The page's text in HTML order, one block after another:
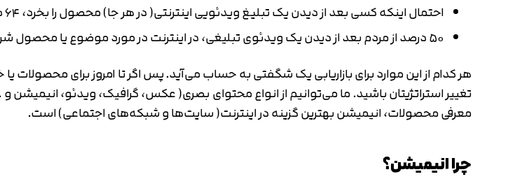
احتمال اینکه کسی بعد از دیدن یک تبلیغ ویدئویی اینترنتی( در هر جا) محصول را بخرد، ۶۴ درصد افزایش پیدا می‌کند
۵۰ درصد از مردم بعد از دیدن یک ویدئوی تبلیغی، در اینترنت در مورد موضوع یا محصول شروع به جستجو می‌کنند
هر کدام از این موارد برای بازاریابی یک شگفتی به حساب می‌آید. پس اگر تا امروز برای
تغییر استراتژیتان باشید. ما می‌توانیم از انواع محتوای بصری( عکس، گرافیک، ویدئو،
معرفی محصولات، انیمیشن بهترین گزینه در اینترنت( سایت‌ها و شبکه‌های اجتماعی) است.
چرا انیمیشن؟